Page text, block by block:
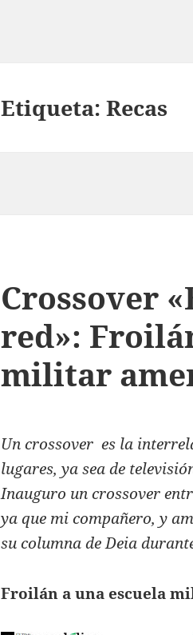
Etiqueta:Recas
Crossover
red»:
militar
Un crossover es la
lugares, ya sea de
Inauguro un crossover
ya que mi compañero, y
su columna de Deia
Froilán a una escuela